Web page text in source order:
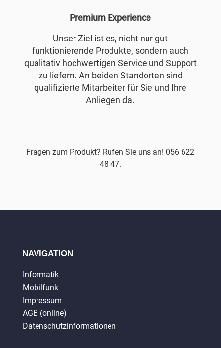
Premium Experience
Unser Ziel ist es, nicht nur gut
funktionierende Produkte, sondern auch
qualitativ hochwertigen Service und Support
zu liefern. An beiden Standorten sind
qualifizierte Mitarbeiter für Sie und Ihre
Anliegen da.
Fragen zum Produkt? Rufen Sie uns an! 056 622
48 47.
NAVIGATION
Informatik
Mobilfunk
Impressum
AGB (online)
Datenschutzinformationen